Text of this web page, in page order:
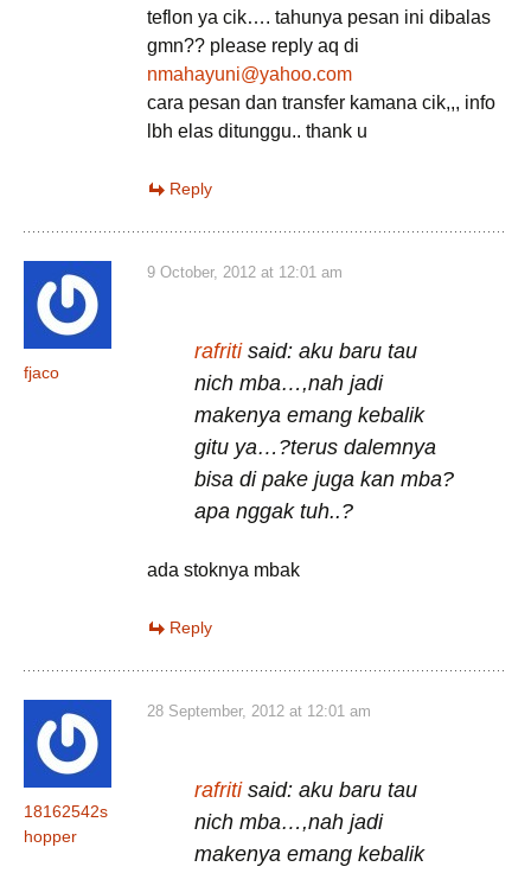
teflon ya cik…. tahunya pesan ini dibalas
gmn?? please reply aq di
nmahayuni@yahoo.com
cara pesan dan transfer kamana cik,,, info
lbh elas ditunggu.. thank u
Reply
fjaco
9 October, 2012 at 12:01 am
rafritisaid: aku baru tau
nich mba…,nah jadi
makenya emang kebalik
gitu ya…?terus dalemnya
bisa di pake juga kan mba?
apa nggak tuh..?
ada stoknya mbak
Reply
18162542s
hopper
28 September, 2012 at 12:01 am
rafritisaid: aku baru tau
nich mba…,nah jadi
makenya emang kebalik